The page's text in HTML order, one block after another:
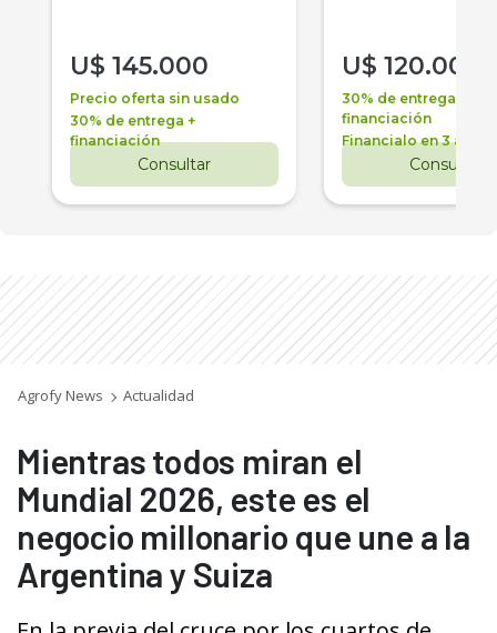
U$ 145.000
Precio oferta sin usado
30% de entrega +
financiación
Consultar
U$ 120.000
30% de entrega +
financiación
Financialo en 3 años
Consultar
Agrofy News Actualidad
Mientras todos miran el
Mundial 2026, este es el
negocio millonario que une a la
Argentina y Suiza